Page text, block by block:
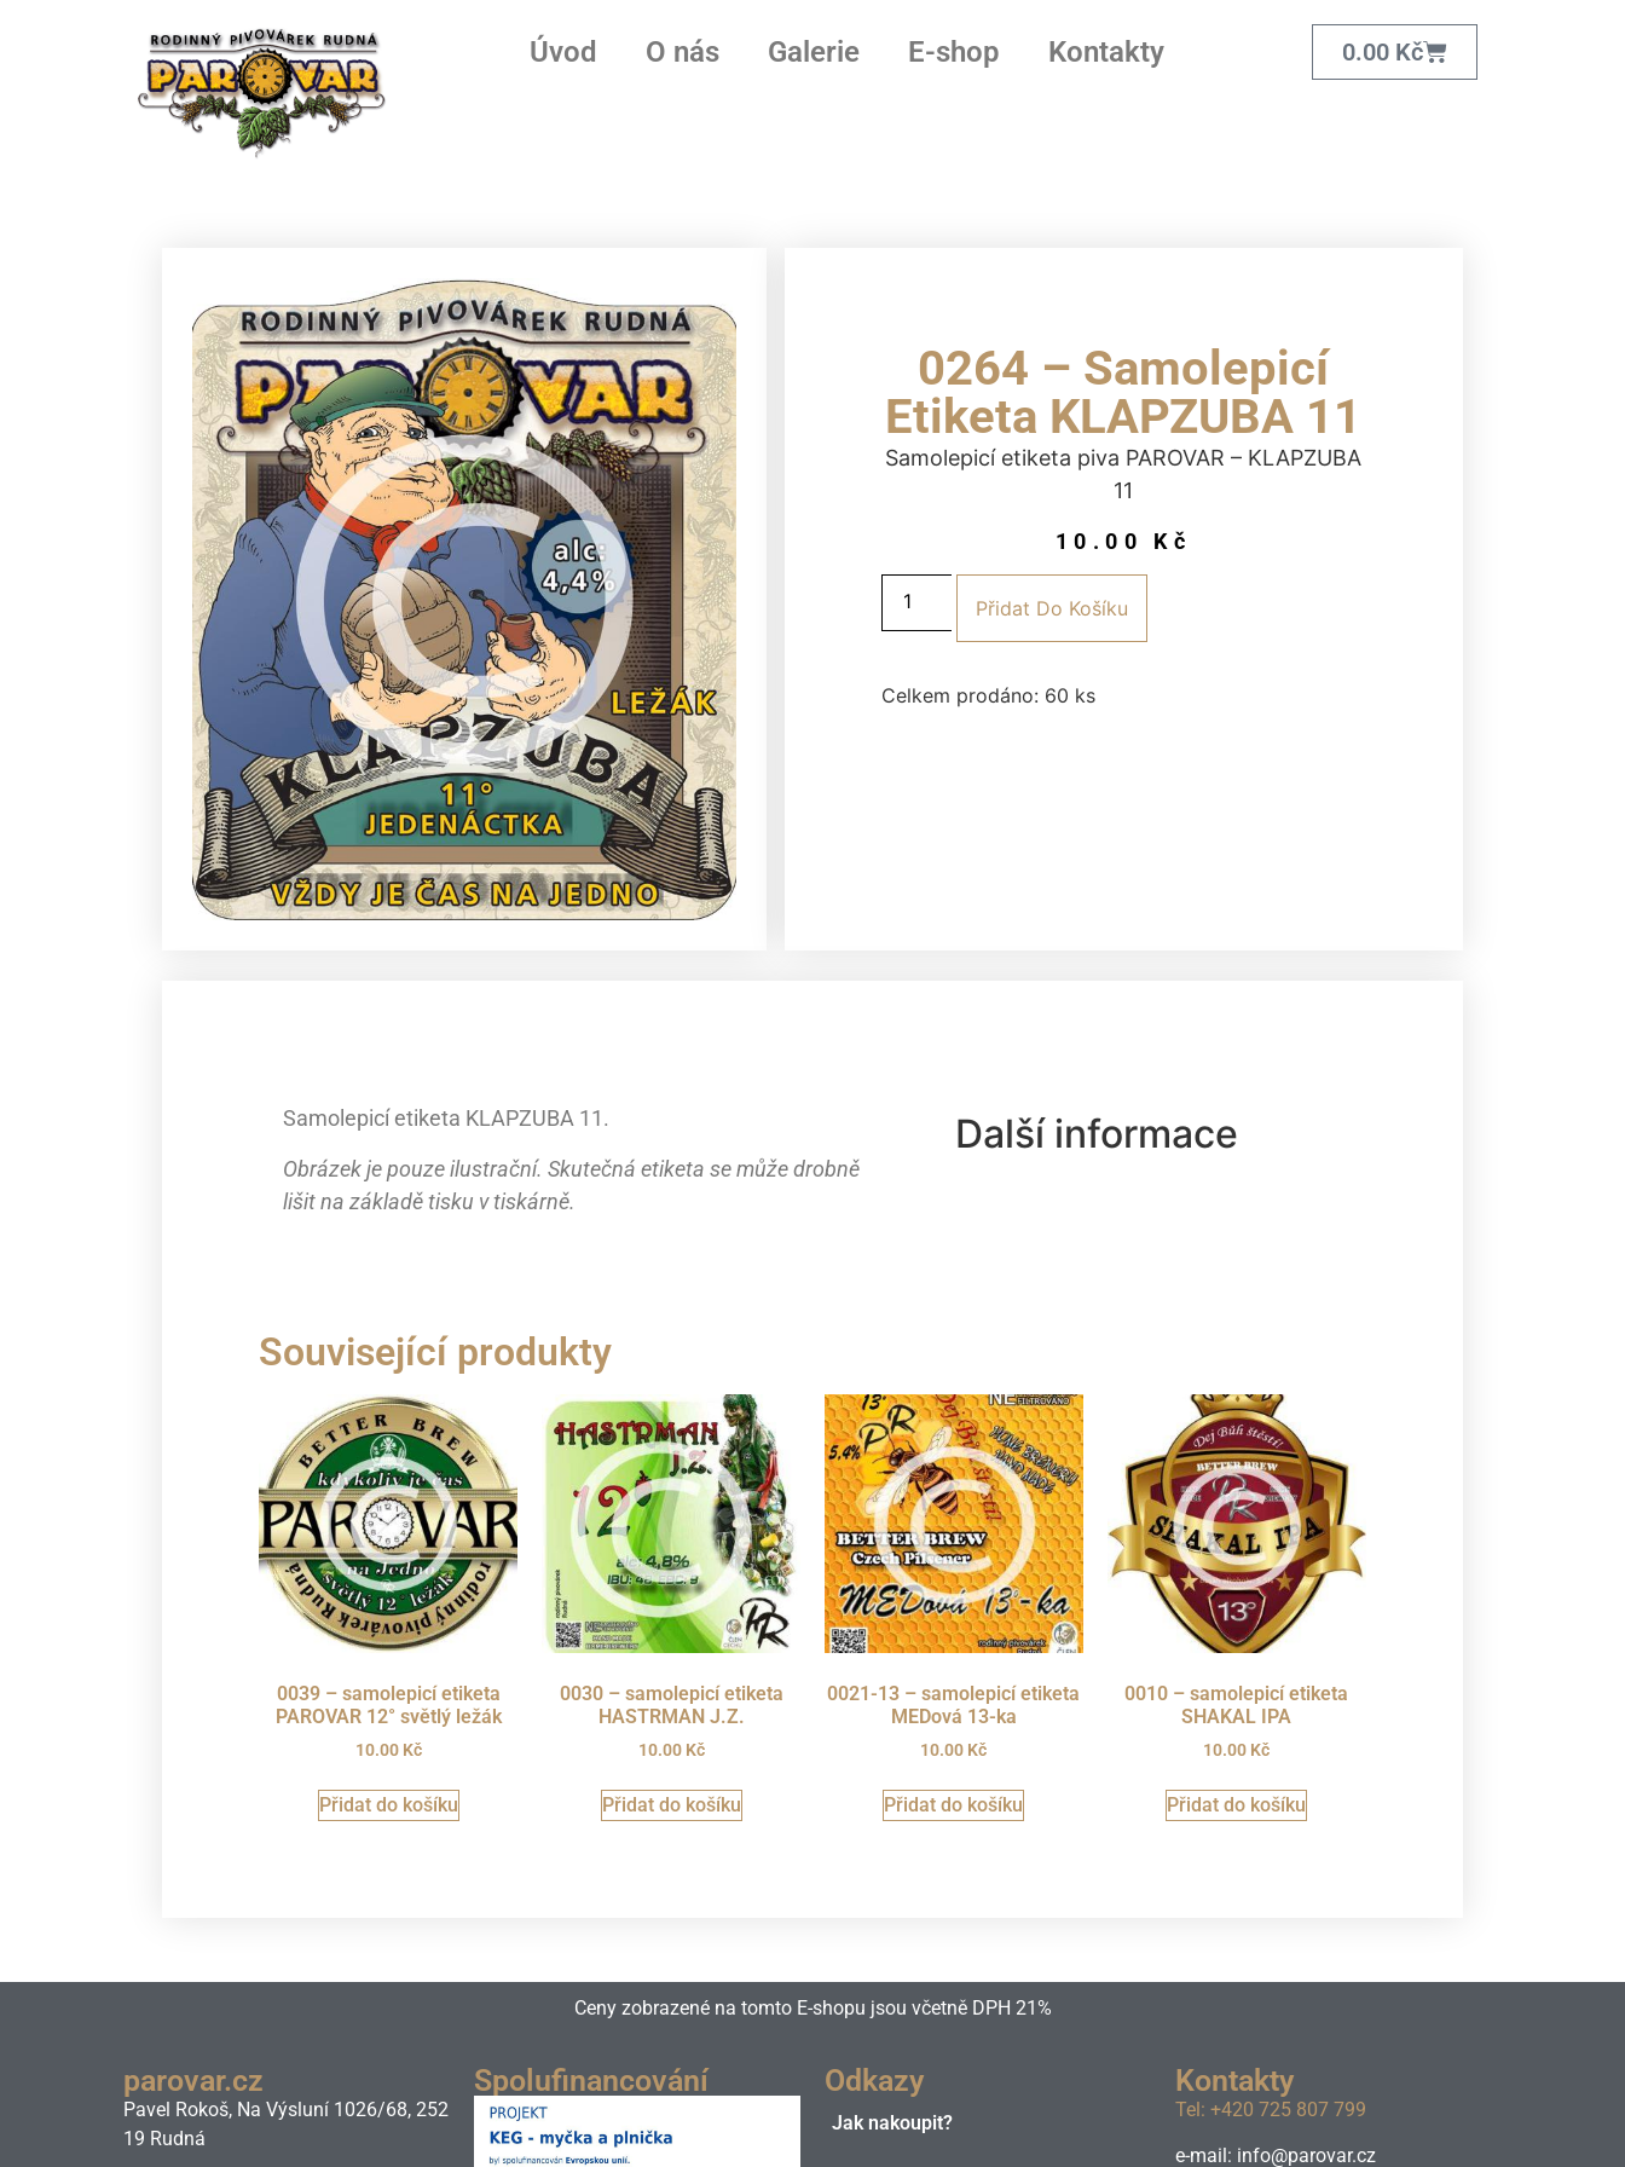
Úvod O nás Galerie E-shop Kontakty 0.00 Kč
0264 – Samolepicí
Etiketa KLAPZUBA 11
Samolepicí etiketa piva PAROVAR – KLAPZUBA
11
10.00 Kč
Přidat Do Košíku
Celkem prodáno: 60 ks
Samolepicí etiketa KLAPZUBA 11.
Obrázek je pouze ilustrační. Skutečná etiketa se může drobně
lišit na základě tisku v tiskárně.
Další informace
Související produkty
0039 – samolepicí etiketa
PAROVAR 12° světlý ležák
10.00 Kč
Přidat do košíku
0030 – samolepicí etiketa
HASTRMAN J.Z.
10.00 Kč
Přidat do košíku
0021-13 – samolepicí etiketa
MEDová 13-ka
10.00 Kč
Přidat do košíku
0010 – samolepicí etiketa
SHAKAL IPA
10.00 Kč
Přidat do košíku
Ceny zobrazené na tomto E-shopu jsou včetně DPH 21%
parovar.cz
Pavel Rokoš, Na Výsluní 1026/68, 252
19 Rudná
Spolufinancování Odkazy
Jak nakoupit?
Kontakty
Tel: +420 725 807 799
e-mail: info@parovar.cz